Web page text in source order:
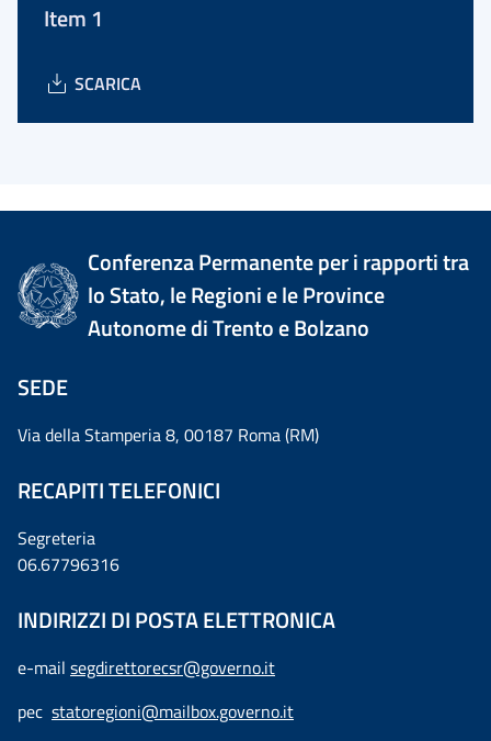
Item 1
SCARICA
Conferenza Permanente per i rapporti tra
lo Stato, le Regioni e le Province
Autonome di Trento e Bolzano
SEDE
Via della Stamperia 8, 00187 Roma (RM)
RECAPITI TELEFONICI
Segreteria
06.67796316
INDIRIZZI DI POSTA ELETTRONICA
e-mail segdirettorecsr@governo.it
pec statoregioni@mailbox.governo.it